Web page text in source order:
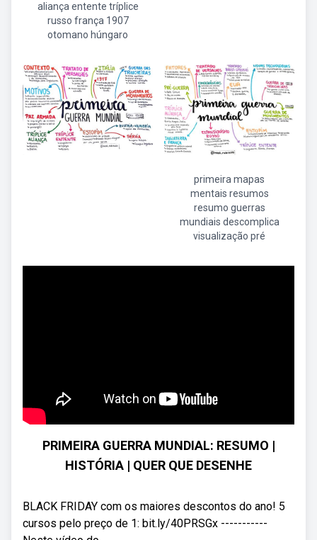
aliança entente tríplice
russo frança 1907
otomano húngaro
primeira mapas
mentais resumos
resumo guerras
mundiais descomplica
visualização pré
PRIMEIRA GUERRA MUNDIAL: RESUMO |
HISTÓRIA | QUER QUE DESENHE
BLACK FRIDAY com os maiores descontos do ano! 5
cursos pelo preço de 1: bit.ly/40PRSGx -----------